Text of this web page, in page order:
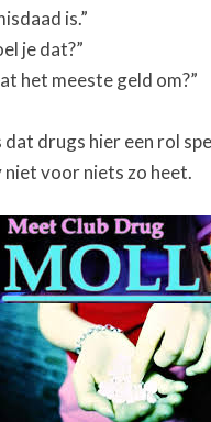
is.”
je dat?”
het meeste geld om?”
drugs hier een rol
voor niets zo heet.